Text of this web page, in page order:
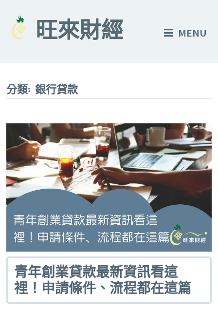
content
旺來財經 MENU
分類:銀行貸款
青年創業貸款最新資訊看這
裡！申請條件、流程都在這篇